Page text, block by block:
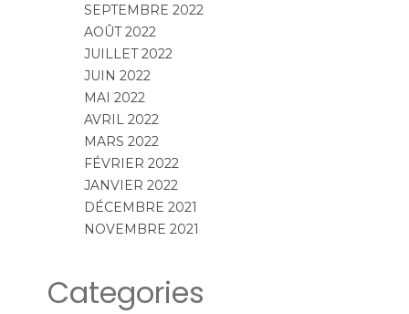
SEPTEMBRE 2022
AOÛT 2022
JUILLET 2022
JUIN 2022
MAI 2022
AVRIL 2022
MARS 2022
FÉVRIER 2022
JANVIER 2022
DÉCEMBRE 2021
NOVEMBRE 2021
Categories